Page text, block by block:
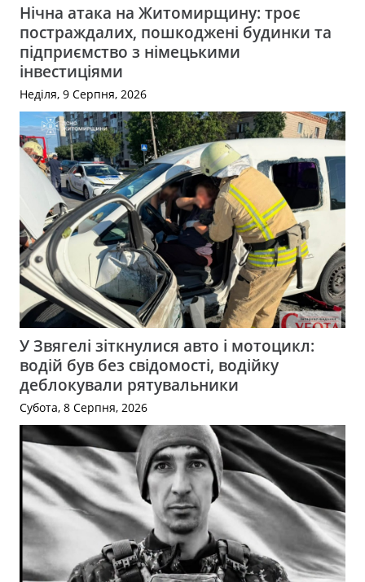
Нічна атака на Житомирщину: троє
постраждалих, пошкоджені будинки та
підприємство з німецькими
інвестиціями
Неділя, 9 Серпня, 2026
У Звягелі зіткнулися авто і мотоцикл:
водій був без свідомості, водійку
деблокували рятувальники
Субота, 8 Серпня, 2026